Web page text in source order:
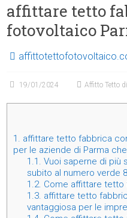
affittare tetto
fotovoltaico
19/01/2024 Affitto Tetto
1. affittare tetto fabbrica
per le aziende di Parma
1.1. Vuoi saperne di più
subito al numero verde
1.2. Come affittare tetto
1.3. affittare tetto
vantaggiosa per le